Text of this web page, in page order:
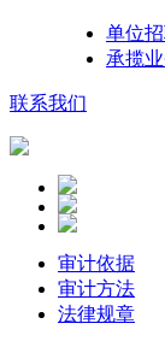
单位
承揽
联系我们
审计依据
审计方法
法律规章